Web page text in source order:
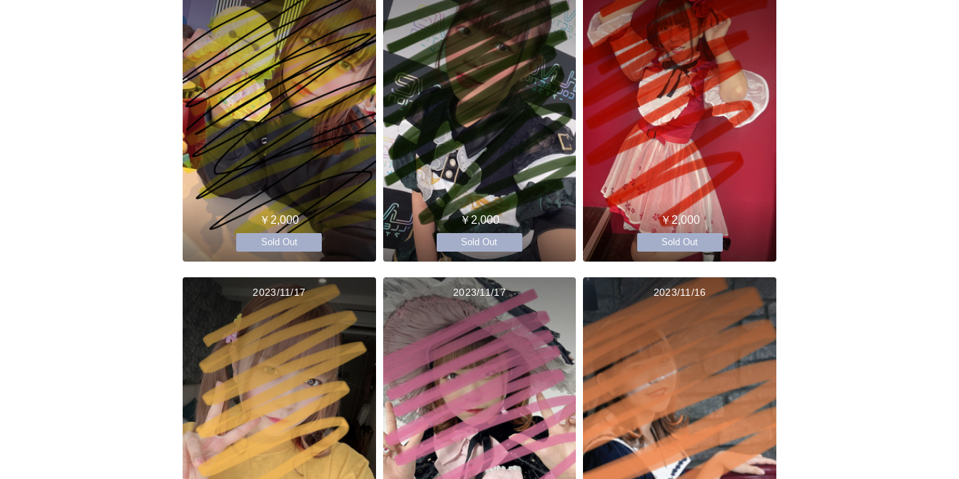
￥2,000
Sold Out
￥2,000
Sold Out
￥2,000
Sold Out
2023/11/17 2023/11/17 2023/11/16